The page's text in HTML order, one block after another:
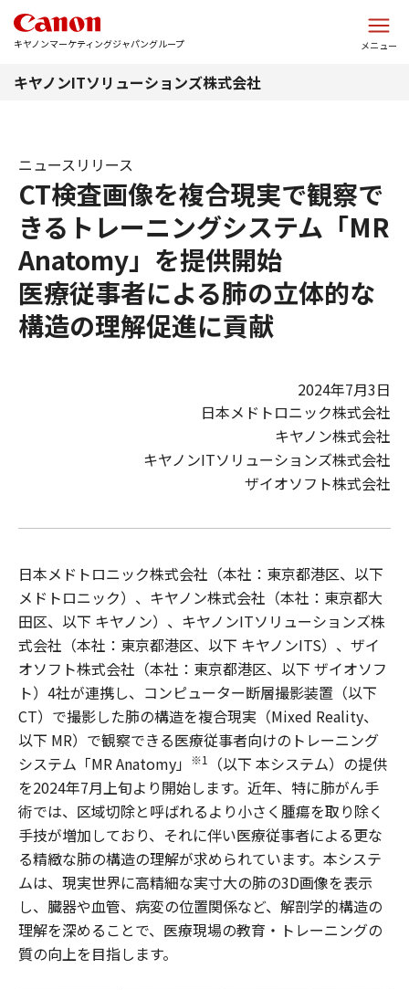
キヤノンマーケティングジャパングループ メニュー
キヤノンITソリューションズ株式会社
CT検査画像を複合現実で観察で
きるトレーニングシステム「MR
Anatomy」を提供開始
医療従事者による肺の立体的な
構造の理解促進に貢献
ニュースリリース
2024年7月3日
日本メドトロニック株式会社
キヤノン株式会社
キヤノンITソリューションズ株式会社
ザイオソフト株式会社
日本メドトロニック株式会社（本社：東京都港区、以下
メドトロニック）、キヤノン株式会社（本社：東京都大
田区、以下 キヤノン）、キヤノンITソリューションズ株
式会社（本社：東京都港区、以下 キヤノンITS）、ザイ
オソフト株式会社（本社：東京都港区、以下 ザイオソフ
ト）4社が連携し、コンピューター断層撮影装置（以下
CT）で撮影した肺の構造を複合現実（Mixed Reality、
以下 MR）で観察できる医療従事者向けのトレーニング
システム「MR Anatomy」
※1
（以下 本システム）の提供
を2024年7月上旬より開始します。近年、特に肺がん手
術では、区域切除と呼ばれるより小さく腫瘍を取り除く
手技が増加しており、それに伴い医療従事者による更な
る精緻な肺の構造の理解が求められています。本システ
ムは、現実世界に高精細な実寸大の肺の3D画像を表示
し、臓器や血管、病変の位置関係など、解剖学的構造の
理解を深めることで、医療現場の教育・トレーニングの
質の向上を目指します。